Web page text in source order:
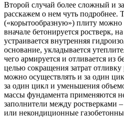
Второй случай более сложный и
расскажем о нем чуть подробнее.
(«корытообразную») плиту можно
вначале бетонируется ростверк,
устраивается внутренняя
основание, укладывается
чего армируется и отливается из
целью сокращения затрат
можно осуществлять и за один
за один цикл и уменьшения
массы фундамента применяются
заполнители между ростверками
или некондиционные